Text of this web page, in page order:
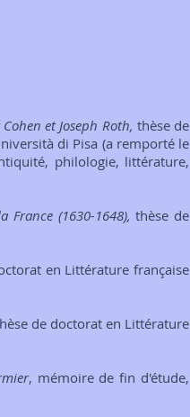
et Joseph Roth, thèse de
di Pisa (a remporté le
philologie, littérature,
France (1630-1648),thèse de
en Littérature française
de doctorat en Littérature
, mémoire de fin d'étude,